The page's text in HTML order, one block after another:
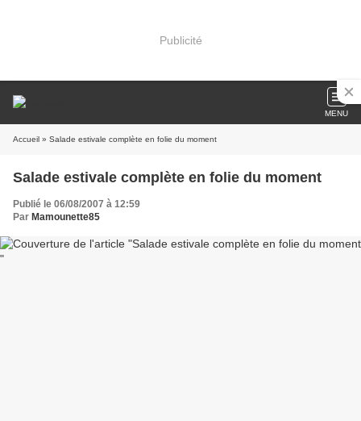
Publicité
MENU
Accueil » Salade estivale complète en folie du moment
Salade estivale complète en folie du moment
Publié le 06/08/2007 à 12:59
Par Mamounette85